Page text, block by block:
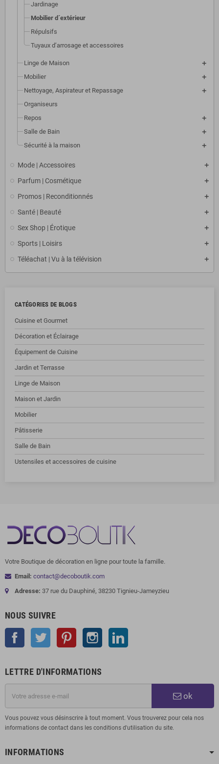
Jardinage
Mobilier d´extérieur
Répulsifs
Tuyaux d’arrosage et accessoires
Linge de Maison
Mobilier
Nettoyage, Aspirateur et Repassage
Organiseurs
Repos
Salle de Bain
Sécurité à la maison
Mode | Accessoires
Parfum | Cosmétique
Promos | Reconditionnés
Santé | Beauté
Sex Shop | Érotique
Sports | Loisirs
Téléachat | Vu à la télévision
CATÉGORIES DE BLOGS
Cuisine et Gourmet
Décoration et Éclairage
Équipement de Cuisine
Jardin et Terrasse
Linge de Maison
Maison et Jardin
Mobilier
Pâtisserie
Salle de Bain
Ustensiles et accessoires de cuisine
Votre Boutique de décoration en ligne pour toute la famille.
Email: contact@decoboutik.com
Adresse: 37 rue du Dauphiné, 38230 Tignieu-Jameyzieu
NOUS SUIVRE
Facebook Twitter Pinterest Instagram
LETTRE D'INFORMATIONS
ok
Vous pouvez vous désinscrire à tout moment. Vous trouverez pour cela nos
informations de contact dans les conditions d'utilisation du site.
INFORMATIONS